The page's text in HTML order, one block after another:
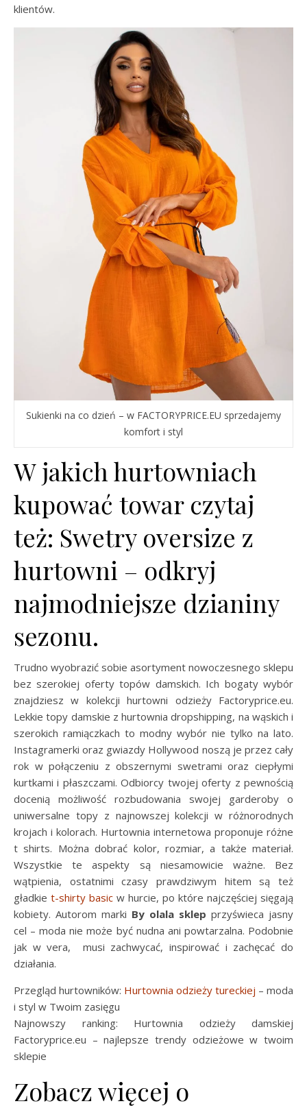
klientów.
Sukienki na co dzień – w FACTORYPRICE.EU sprzedajemy
komfort i styl
W jakich hurtowniach
kupować towar czytaj
też: Swetry oversize z
hurtowni – odkryj
najmodniejsze dzianiny
sezonu.
Trudno wyobrazić sobie asortyment nowoczesnego sklepu
bez szerokiej oferty topów damskich. Ich bogaty wybór
znajdziesz w kolekcji hurtowni odzieży Factoryprice.eu.
Lekkie topy damskie z hurtownia dropshipping, na wąskich i
szerokich ramiączkach to modny wybór nie tylko na lato.
Instagramerki oraz gwiazdy Hollywood noszą je przez cały
rok w połączeniu z obszernymi swetrami oraz ciepłymi
kurtkami i płaszczami. Odbiorcy twojej oferty z pewnością
docenią możliwość rozbudowania swojej garderoby o
uniwersalne topy z najnowszej kolekcji w różnorodnych
krojach i kolorach. Hurtownia internetowa proponuje różne
t shirts. Można dobrać kolor, rozmiar, a także materiał.
Wszystkie te aspekty są niesamowicie ważne. Bez
wątpienia, ostatnimi czasy prawdziwym hitem są też
gładkie t-shirty basic w hurcie, po które najczęściej sięgają
kobiety. Autorom marki By olala sklep przyświeca jasny
cel – moda nie może być nudna ani powtarzalna. Podobnie
jak w vera, musi zachwycać, inspirować i zachęcać do
działania.
Przegląd hurtowników: Hurtownia odzieży tureckiej – moda
i styl w Twoim zasięgu
Najnowszy ranking: Hurtownia odzieży damskiej
Factoryprice.eu – najlepsze trendy odzieżowe w twoim
sklepie
Zobacz więcej o